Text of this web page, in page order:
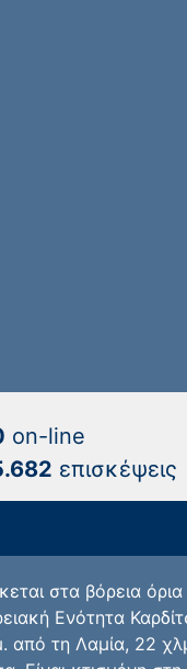
on-line
επισκέψεις
στα βόρεια
Ενότητα
από τη Λαμία, 22